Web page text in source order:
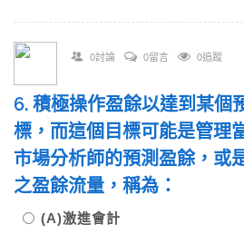
0討論 0留言 0追蹤
6. 積極操作盈餘以達到某個
標，而這個目標可能是管理
市場分析師的預測盈餘，或
之盈餘流量，稱為：
(A)激進會計